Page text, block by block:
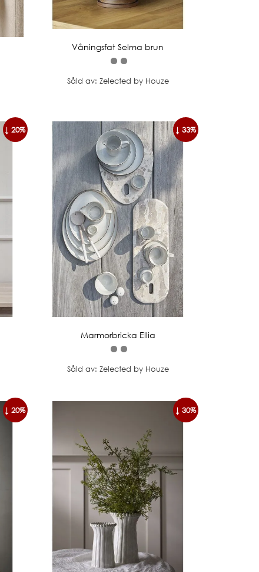
Våningsfat Selma brun
Såld av: Zelected by Houze
↓ 20% ↓ 33%
Marmorbricka Ellia
Såld av: Zelected by Houze
↓ 20% ↓ 30%